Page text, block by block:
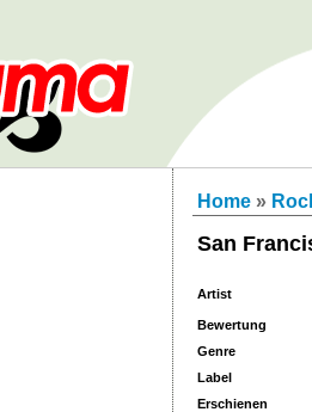
Home »
San
Artist
Bewertung
Genre
Label
Erschienen